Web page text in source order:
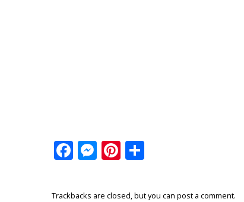
Facebook
Messenger
Pinterest
Trackbacks are closed, but you can post a comment.